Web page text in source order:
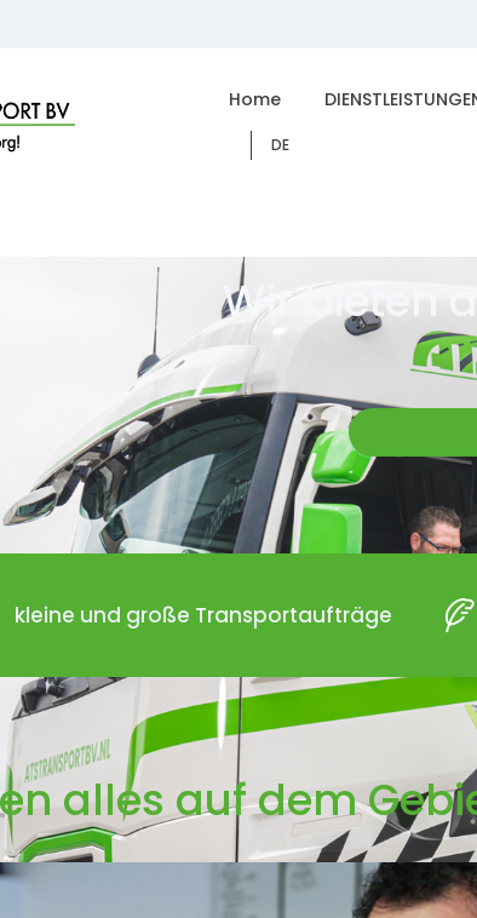
Home
DE
Wir bieten
kleine und große Transportaufträge
alles auf dem